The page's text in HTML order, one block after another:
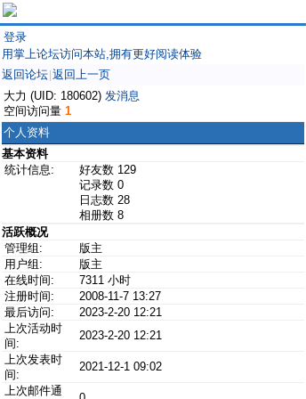
登录
用掌上论坛访问本站,拥有更好阅读体验
返回论坛 返回上一页
大力 (UID: 180602) 发消息
空间访问量 1
个人资料
基本资料
统计信息:
好友数 129
记录数 0
日志数 28
相册数 8
活跃概况
管理组:
版主
用户组:
版主
在线时间:
7311 小时
注册时间:
2008-11-7 13:27
最后访问:
2023-2-20 12:21
上次活动时
间:
2023-2-20 12:21
上次发表时
间:
2021-12-1 09:02
上次邮件通